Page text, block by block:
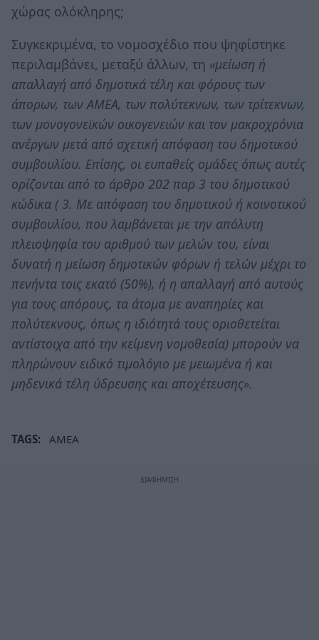
χώρας ολόκληρης;
Συγκεκριμένα, το νομοσχέδιο που ψηφίστηκε
περιλαμβάνει, μεταξύ άλλων, τη «μείωση ή
απαλλαγή από δημοτικά τέλη και φόρους των
άπορων, των ΑΜΕΑ, των πολύτεκνων, των τρίτεκνων,
των μονογονεϊκών οικογενειών και τον μακροχρόνια
ανέργων μετά από σχετική απόφαση του δημοτικού
συμβουλίου. Επίσης, οι ευπαθείς ομάδες όπως αυτές
ορίζονται από το άρθρο 202 παρ 3 του δημοτικού
κώδικα ( 3. Με απόφαση του δημοτικού ή κοινοτικού
συμβουλίου, που λαμβάνεται με την απόλυτη
πλειοψηφία του αριθμού των μελών του, είναι
δυνατή η μείωση δημοτικών φόρων ή τελών μέχρι το
πενήντα τοις εκατό (50%), ή η απαλλαγή από αυτούς
για τους απόρους, τα άτομα με αναπηρίες και
πολύτεκνους, όπως η ιδιότητά τους οριοθετείται
αντίστοιχα από την κείμενη νομοθεσία) μπορούν να
πληρώνουν ειδικό τιμολόγιο με μειωμένα ή και
μηδενικά τέλη ύδρευσης και αποχέτευσης».
TAGS: ΑΜΕΑ